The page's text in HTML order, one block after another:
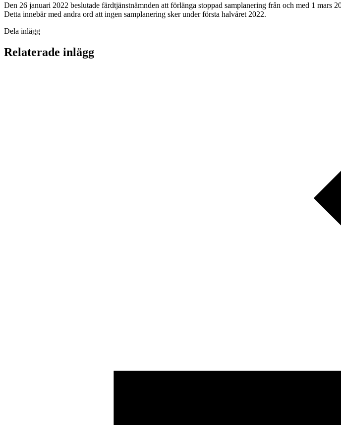
Den 26 januari 2022 beslutade färdtjänstnämnden att förlänga stoppad samplanering från och med 1 mars
Detta innebär med andra ord att ingen samplanering sker under första halvåret 2022.
Dela inlägg
Relaterade inlägg